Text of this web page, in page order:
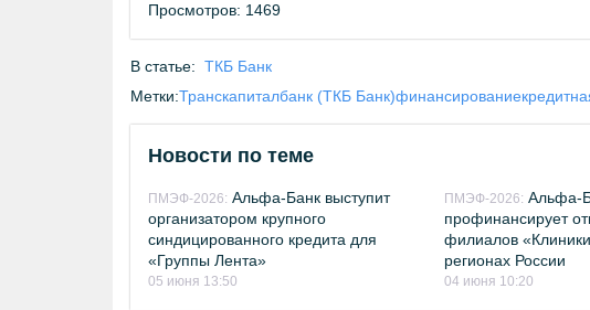
Просмотров: 1469
В статье: ТКБ Банк
Метки:Транскапиталбанк (ТКБ Банк)финансирование
Новости по теме
ПМЭФ-2026: Альфа-Банк выступит
организатором крупного
синдицированного кредита для
«Группы Лента»
05 июня 13:50
ПМЭФ-2026: Альфа-
профинансирует
филиалов
регионах России
04 июня 10:20